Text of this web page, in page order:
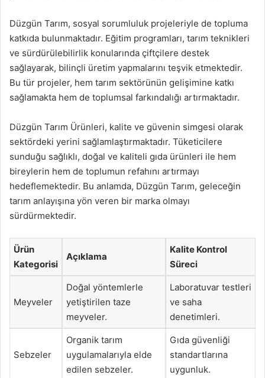
Düzgün Tarım, sosyal sorumluluk projeleriyle de topluma
katkıda bulunmaktadır. Eğitim programları, tarım teknikleri
ve sürdürülebilirlik konularında çiftçilere destek
sağlayarak, bilinçli üretim yapmalarını teşvik etmektedir.
Bu tür projeler, hem tarım sektörünün gelişimine katkı
sağlamakta hem de toplumsal farkındalığı artırmaktadır.
Düzgün Tarım Ürünleri, kalite ve güvenin simgesi olarak
sektördeki yerini sağlamlaştırmaktadır. Tüketicilere
sunduğu sağlıklı, doğal ve kaliteli gıda ürünleri ile hem
bireylerin hem de toplumun refahını artırmayı
hedeflemektedir. Bu anlamda, Düzgün Tarım, geleceğin
tarım anlayışına yön veren bir marka olmayı
sürdürmektedir.
Ürün
Kategorisi
Açıklama
Kalite Kontrol
Süreci
Meyveler
Doğal yöntemlerle
yetiştirilen taze
meyveler.
Laboratuvar testleri
ve saha
denetimleri.
Sebzeler
Organik tarım
uygulamalarıyla elde
edilen sebzeler.
Gıda güvenliği
standartlarına
uygunluk.